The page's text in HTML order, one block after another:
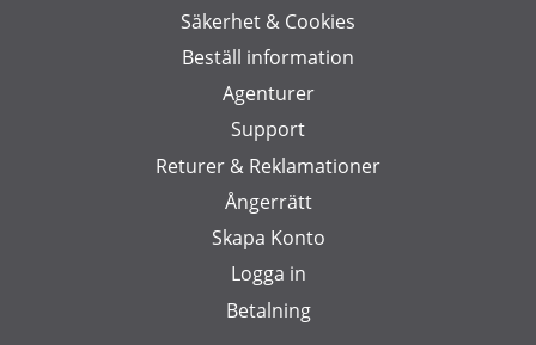
Säkerhet & Cookies
Beställ information
Agenturer
Support
Returer & Reklamationer
Ångerrätt
Skapa Konto
Logga in
Betalning